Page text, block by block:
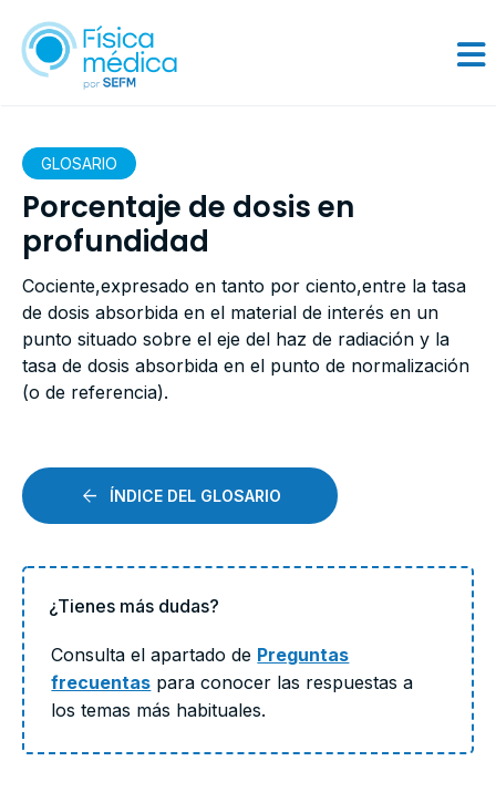
ÍNDICE DEL GLOSARIO
¿Tienes más dudas?
Consulta el apartado de Preguntas
frecuentas para conocer las respuestas a
los temas más habituales.
GLOSARIO
Porcentaje de dosis en
profundidad
Cociente,expresado en tanto por ciento,entre la tasa
de dosis absorbida en el material de interés en un
punto situado sobre el eje del haz de radiación y la
tasa de dosis absorbida en el punto de normalización
(o de referencia).